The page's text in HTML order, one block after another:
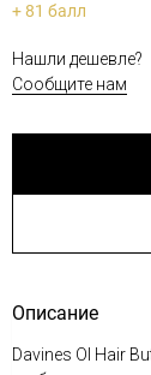
+ 81 балл
Нашли дешевле?
Сообщите нам
Описание
Davines OI Hair